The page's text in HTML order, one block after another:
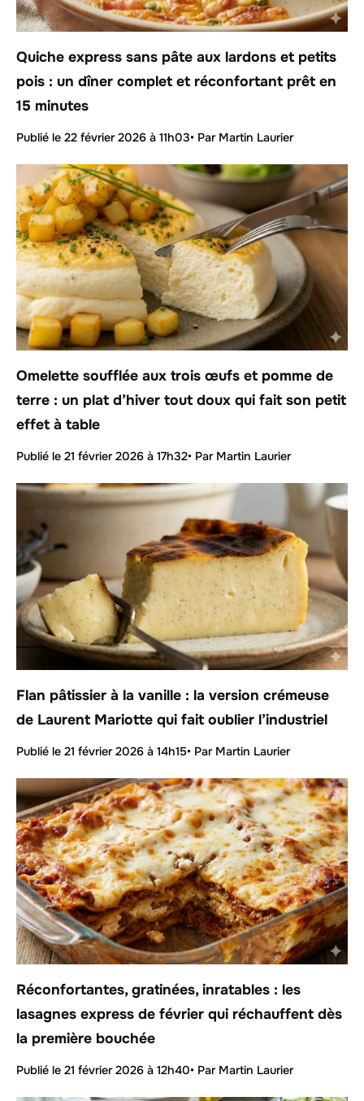
Quiche express sans pâte aux lardons et petits
pois : un dîner complet et réconfortant prêt en
15 minutes
Publié le 22 février 2026 à 11h03• Par Martin Laurier
Omelette soufflée aux trois œufs et pomme de
terre : un plat d’hiver tout doux qui fait son petit
effet à table
Publié le 21 février 2026 à 17h32• Par Martin Laurier
Flan pâtissier à la vanille : la version crémeuse
de Laurent Mariotte qui fait oublier l’industriel
Publié le 21 février 2026 à 14h15• Par Martin Laurier
Réconfortantes, gratinées, inratables : les
lasagnes express de février qui réchauffent dès
la première bouchée
Publié le 21 février 2026 à 12h40• Par Martin Laurier